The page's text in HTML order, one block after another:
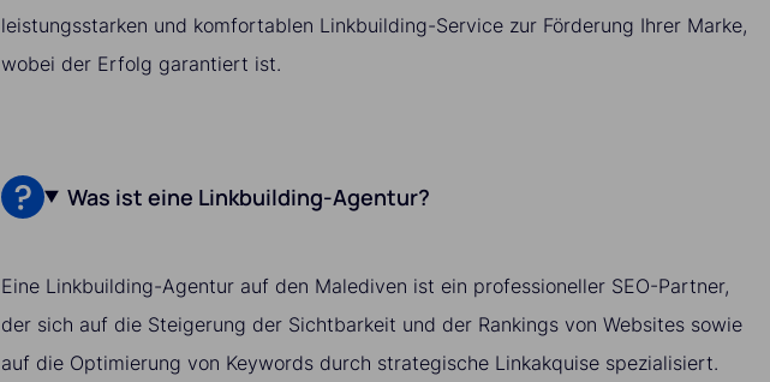
leistungsstarken und komfortablen Linkbuilding-Service zur Förderung Ihrer Marke,
wobei der Erfolg garantiert ist.
Was ist eine Linkbuilding-Agentur?
Eine Linkbuilding-Agentur auf den Malediven ist ein professioneller SEO-Partner,
der sich auf die Steigerung der Sichtbarkeit und der Rankings von Websites sowie
auf die Optimierung von Keywords durch strategische Linkakquise spezialisiert.